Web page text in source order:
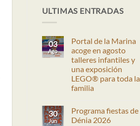
ULTIMAS ENTRADAS
03
Ago
Portal de la Marina
acoge en agosto
talleres infantiles y
una exposición
LEGO® para toda la
familia
comentarios
en
Portal
30
Jun
Programa fiestas de
Dénia 2026